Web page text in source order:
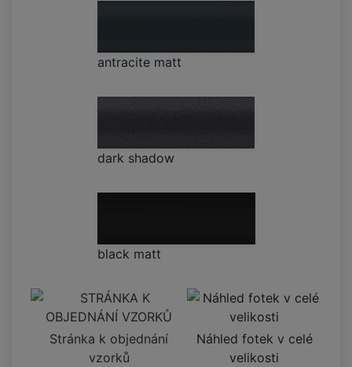
antracite matt
dark shadow
black matt
Stránka k objednání
vzorků
Náhled fotek v celé
velikosti